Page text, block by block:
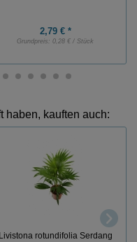
2,79 € *
Grundpreis: 0,28 € / Stück
haben, kauften auch:
Livistona rotundifolia Serdang